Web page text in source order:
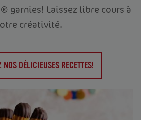
garnies! Laissez libre cours à
créativité.
NOS DÉLICIEUSES RECETTES!